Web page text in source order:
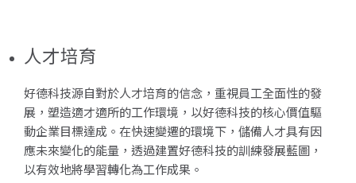
人才培育
好德科技源自對於人才培育的信念，重視員工全面性的發
展，塑造適才適所的工作環境，以好德科技的核心價值驅
動企業目標達成。在快速變遷的環境下，儲備人才具有因
應未來變化的能量，透過建置好德科技的訓練發展藍圖，
以有效地將學習轉化為工作成果。